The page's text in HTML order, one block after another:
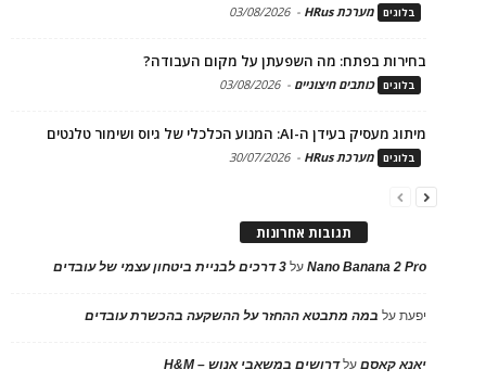
בלוגים מערכת HRus -
03/08/2026
בחירות בפתח: מה השפעתן על מקום העבודה?
בלוגים כותבים חיצוניים -
03/08/2026
מיתוג מעסיק בעידן ה-AI: המנוע הכלכלי של גיוס ושימור טלנטים
בלוגים מערכת HRus -
30/07/2026
תגובות אחרונות
Nano Banana 2 Proעל 3 דרכים לבניית ביטחון עצמי של עובדים
יפעתעל במה מתבטא ההחזר על ההשקעה בהכשרת עובדים
יאנא קאסםעלדרושים במשאבי אנוש – H&M